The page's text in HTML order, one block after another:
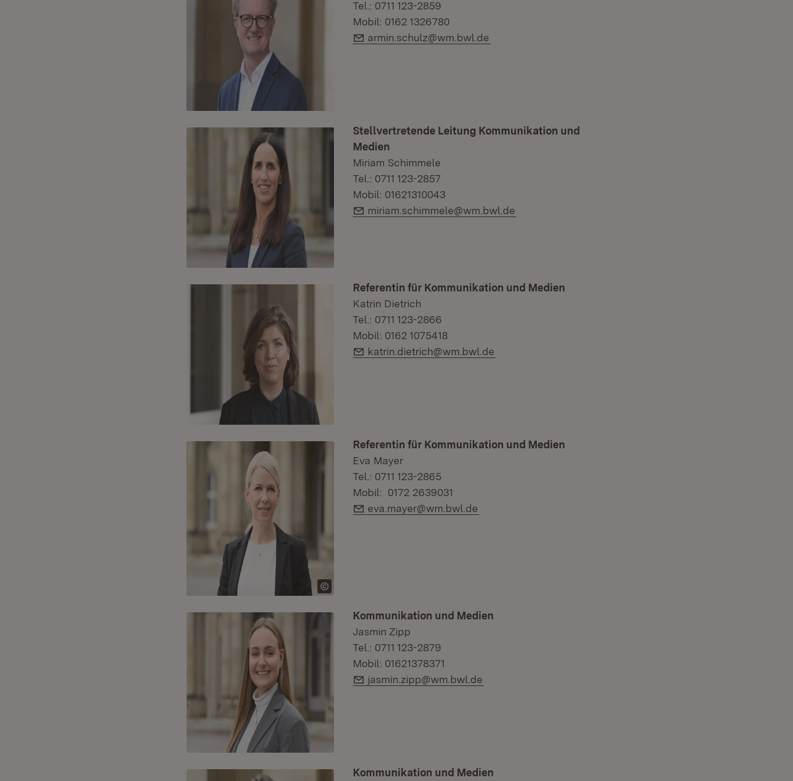
Tel.: 0711 123-2859
Mobil: 0162 1326780
E-Mail:
armin.schulz@wm.bwl.de
Stellvertretende Leitung Kommunikation und
Medien
Miriam Schimmele
Tel.: 0711 123-2857
Mobil: 01621310043
E-Mail:
miriam.schimmele@wm.bwl.de
Referentin für Kommunikation und Medien
Katrin Dietrich
Tel.: 0711 123-2866
Mobil: 0162 1075418
E-Mail:
katrin.dietrich@wm.bwl.de
Referentin für Kommunikation und Medien
Eva Mayer
Tel.: 0711 123-2865
Mobil: 0172 2639031
E-Mail:
eva.mayer@wm.bwl.de
Kommunikation und Medien
Jasmin Zipp
Tel.: 0711 123-2879
Mobil: 01621378371
E-Mail:
jasmin.zipp@wm.bwl.de
Kommunikation und Medien